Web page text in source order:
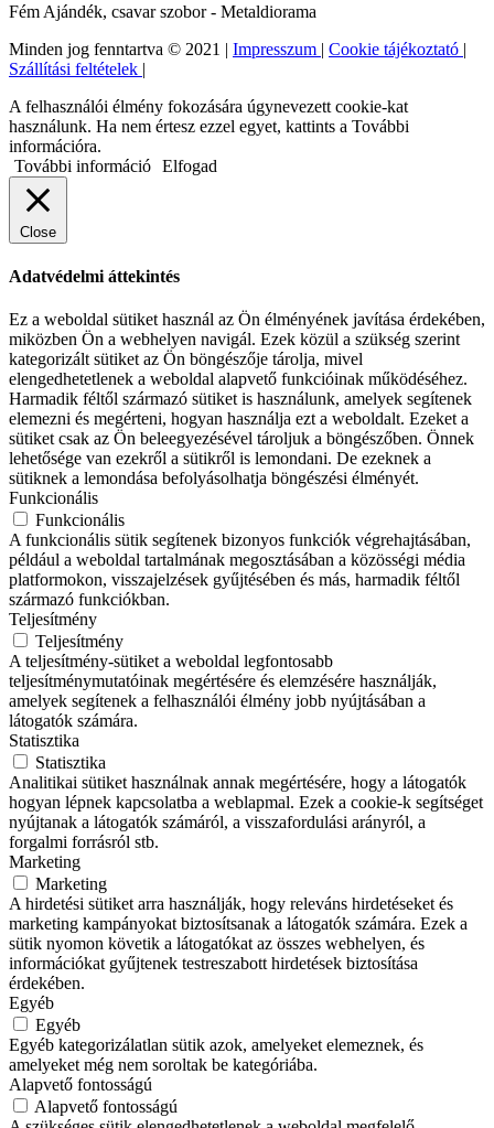
Fém Ajándék, csavar szobor - Metaldiorama
Minden jog fenntartva © 2021 | Impresszum | Cookie tájékoztató |
Szállítási feltételek |
A felhasználói élmény fokozására úgynevezett cookie-kat
használunk. Ha nem értesz ezzel egyet, kattints a További
információra.
További információ Elfogad
Close
Adatvédelmi áttekintés
Ez a weboldal sütiket használ az Ön élményének javítása érdekében,
miközben Ön a webhelyen navigál. Ezek közül a szükség szerint
kategorizált sütiket az Ön böngészője tárolja, mivel
elengedhetetlenek a weboldal alapvető funkcióinak működéséhez.
Harmadik féltől származó sütiket is használunk, amelyek segítenek
elemezni és megérteni, hogyan használja ezt a weboldalt. Ezeket a
sütiket csak az Ön beleegyezésével tároljuk a böngészőben. Önnek
lehetősége van ezekről a sütikről is lemondani. De ezeknek a
sütiknek a lemondása befolyásolhatja böngészési élményét.
Funkcionális
Funkcionális
A funkcionális sütik segítenek bizonyos funkciók végrehajtásában,
például a weboldal tartalmának megosztásában a közösségi média
platformokon, visszajelzések gyűjtésében és más, harmadik féltől
származó funkciókban.
Teljesítmény
Teljesítmény
A teljesítmény-sütiket a weboldal legfontosabb
teljesítménymutatóinak megértésére és elemzésére használják,
amelyek segítenek a felhasználói élmény jobb nyújtásában a
látogatók számára.
Statisztika
Statisztika
Analitikai sütiket használnak annak megértésére, hogy a látogatók
hogyan lépnek kapcsolatba a weblapmal. Ezek a cookie-k segítséget
nyújtanak a látogatók számáról, a visszafordulási arányról, a
forgalmi forrásról stb.
Marketing
Marketing
A hirdetési sütiket arra használják, hogy releváns hirdetéseket és
marketing kampányokat biztosítsanak a látogatók számára. Ezek a
sütik nyomon követik a látogatókat az összes webhelyen, és
információkat gyűjtenek testreszabott hirdetések biztosítása
érdekében.
Egyéb
Egyéb
Egyéb kategorizálatlan sütik azok, amelyeket elemeznek, és
amelyeket még nem soroltak be kategóriába.
Alapvető fontosságú
Alapvető fontosságú